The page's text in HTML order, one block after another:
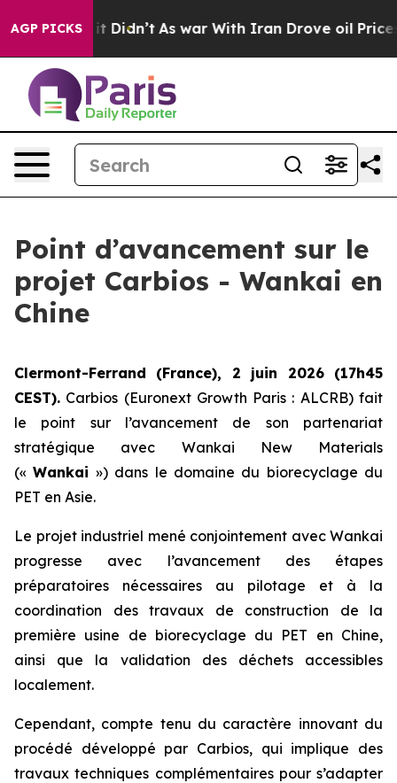
AGP PICKS
Well, it Didn’t As war With Iran Drove oil Prices
Point d’avancement sur le
projet Carbios - Wankai en
Chine
Clermont-Ferrand (France), 2 juin 2026 (17h45
CEST). Carbios (Euronext Growth Paris : ALCRB) fait
le point sur l’avancement de son partenariat
stratégique avec Wankai New Materials
(«Wankai ») dans le domaine du biorecyclage du
PET en Asie.
Le projet industriel mené conjointement avec Wankai
progresse avec l’avancement des étapes
préparatoires nécessaires au pilotage et à la
coordination des travaux de construction de la
première usine de biorecyclage du PET en Chine,
ainsi que la validation des déchets accessibles
localement.
Cependant, compte tenu du caractère innovant du
procédé développé par Carbios, qui implique des
travaux techniques complémentaires pour s’adapter